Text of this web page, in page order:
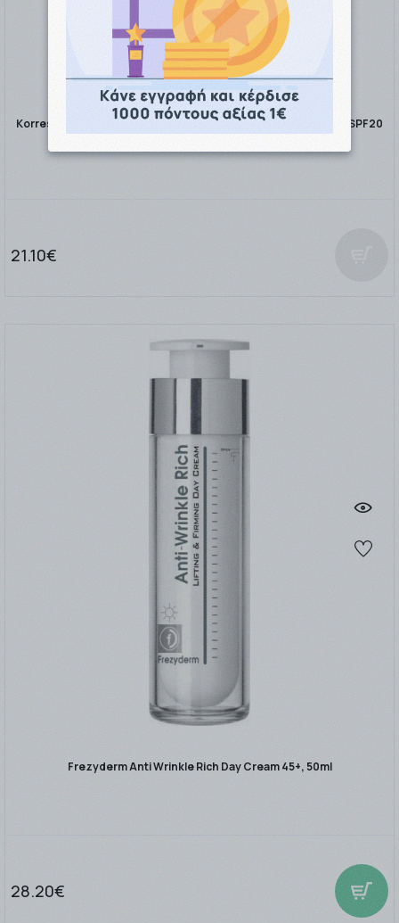
Korres Αναζωογόνηση & Λάμψη Κρέμα Προσώπου Ημέρας με SPF20
για Ενυδάτωση 40ml
21.10€
Frezyderm Anti Wrinkle Rich Day Cream 45+, 50ml
28.20€